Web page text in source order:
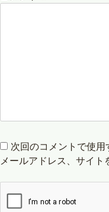
次回のコメントで使用
メールアドレス、サイト